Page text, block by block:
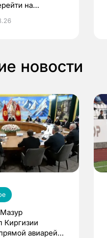
на
новости
Киргизии
авиарейс